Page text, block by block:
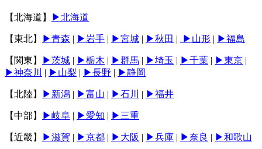
【北海道】 ▶北海道
【東北】 ▶青森 | ▶岩手 | ▶宮城 | ▶秋田 | ▶山形 | ▶福島
【関東】 ▶︎茨城 | ▶︎栃木 | ▶︎群馬 | ▶︎埼玉 | ▶︎千葉 | ▶︎東京 |
▶︎神奈川
| ▶︎山梨 | ▶︎長野 | ▶︎静岡
【北陸】 ▶︎新潟 | ▶︎富山 | ▶︎石川 | ▶︎福井
【中部】 ▶︎岐阜 | ▶︎愛知 | ▶︎三重
【近畿】 ▶︎滋賀 | ▶︎京都 | ▶︎大阪 | ▶︎兵庫 | ▶︎奈良 | ▶︎和歌山